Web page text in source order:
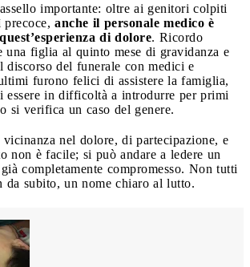
importante: oltre ai genitori colpiti
precoce, anche il personale medico è
di dolore. Ricordo
una figlia al quinto mese di gravidanza e
del funerale con medici e
furono felici di assistere la famiglia,
essere in difficoltà a introdurre per primi
si verifica un caso del genere.
vicinanza nel dolore, di partecipazione, e
non è facile; si può andare a ledere un
completamente compromesso. Non tutti
da subito, un nome chiaro al lutto.